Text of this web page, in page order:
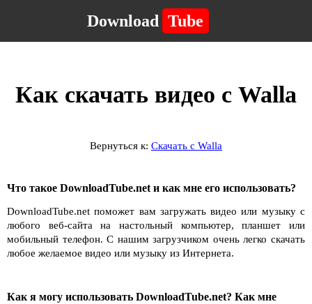
Download Tube
Как скачать видео с Walla
Вернуться к: Скачать с Walla
Что такое DownloadTube.net и как мне его использовать?
DownloadTube.net поможет вам загружать видео или музыку с
любого веб-сайта на настольный компьютер, планшет или
мобильный телефон. С нашим загрузчиком очень легко скачать
любое желаемое видео или музыку из Интернета.
Как я могу использовать DownloadTube.net? Как мне